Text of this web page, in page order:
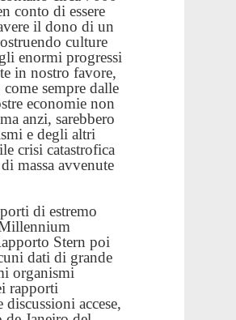
conto di essere
il dono di un
culture
enormi progressi
in nostro favore,
sempre dalle
economie non
anzi, sarebbero
e degli altri
crisi catastrofica
massa avvenute
di estremo
Stern poi
dati di grande
organismi
rapporti
accese,